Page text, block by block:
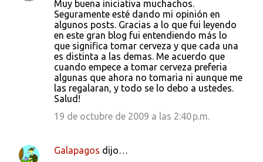
Muy buena iniciativa muchachos.
Seguramente esté dando mi opinión en
algunos posts. Gracias a lo que fui leyendo
en este gran blog fui entendiendo más lo
que significa tomar cerveza y que cada una
es distinta a las demas. Me acuerdo que
cuando empece a tomar cerveza preferia
algunas que ahora no tomaria ni aunque me
las regalaran, y todo se lo debo a ustedes.
Salud!
19 de octubre de 2009 a las 2:40 p.m.
Galapagos dijo…